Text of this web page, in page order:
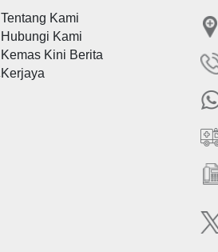
Tentang Kami
Hubungi Kami
Kemas Kini Berita
Kerjaya